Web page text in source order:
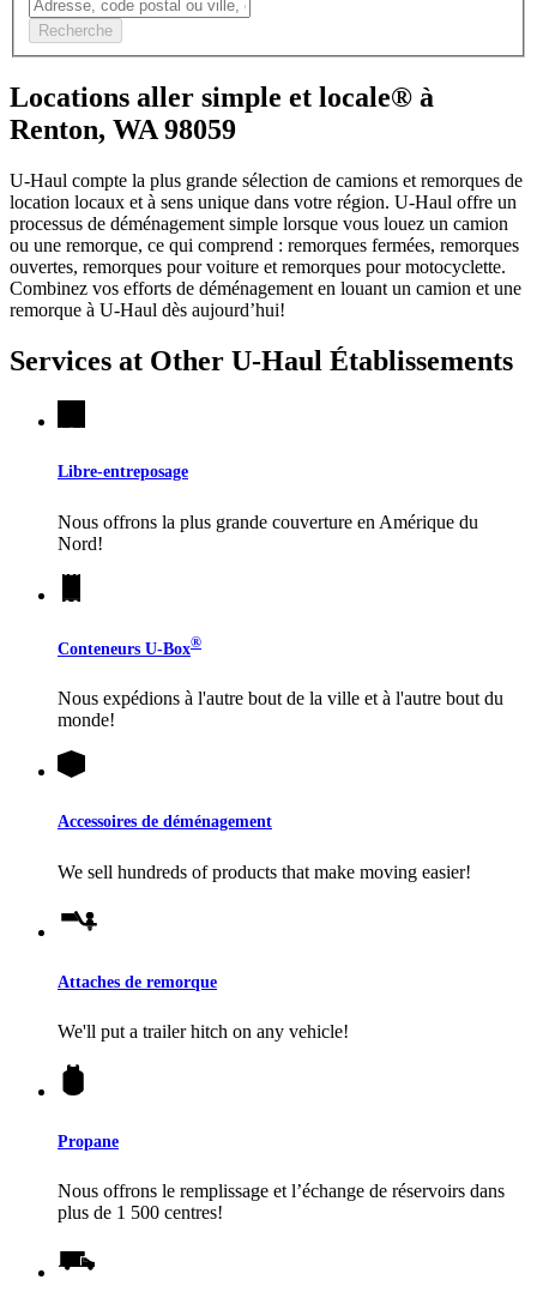
Recherche
Locations aller simple et locale® à
Renton, WA 98059
U-Haul compte la plus grande sélection de camions et remorques de
location locaux et à sens unique dans votre région. U-Haul offre un
processus de déménagement simple lorsque vous louez un camion
ou une remorque, ce qui comprend : remorques fermées, remorques
ouvertes, remorques pour voiture et remorques pour motocyclette.
Combinez vos efforts de déménagement en louant un camion et une
remorque à U-Haul dès aujourd’hui!
Services at Other U-Haul Établissements
Libre-entreposage
Nous offrons la plus grande couverture en Amérique du
Nord!
Conteneurs U-Box®
Nous expédions à l'autre bout de la ville et à l'autre bout du
monde!
Accessoires de déménagement
We sell hundreds of products that make moving easier!
Attaches de remorque
We'll put a trailer hitch on any vehicle!
Propane
Nous offrons le remplissage et l’échange de réservoirs dans
plus de 1 500 centres!